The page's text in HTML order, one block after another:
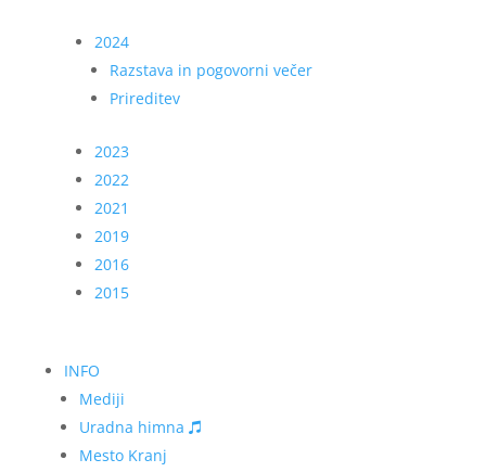
2024
Razstava in pogovorni večer
Prireditev
2023
2022
2021
2019
2016
2015
INFO
Mediji
Uradna himna
Mesto Kranj